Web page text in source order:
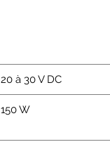
20 à 30 V DC
150 W